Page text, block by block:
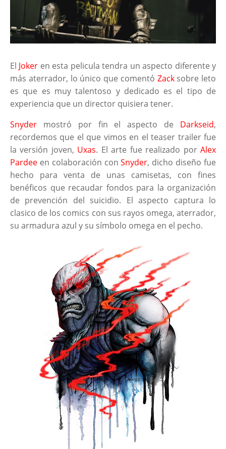
El Joker en esta pelicula tendra un aspecto diferente y
más aterrador, lo único que comentó Zacksobre leto
es que es muy talentoso y dedicado es el tipo de
experiencia que un director quisiera tener.
Snyder mostró por fin el aspecto de Darkseid,
recordemos que el que vimos en el teaser trailer fue
la versión joven, Uxas. El arte fue realizado porAlex
Pardee en colaboración con Snyder, dicho diseño fue
hecho para venta de unas camisetas, con fines
benéficos que recaudar fondos para la organización
de prevención del suicidio. El aspecto captura lo
clasico de los comics con sus rayos omega, aterrador,
su armadura azul y su símbolo omega en el pecho.